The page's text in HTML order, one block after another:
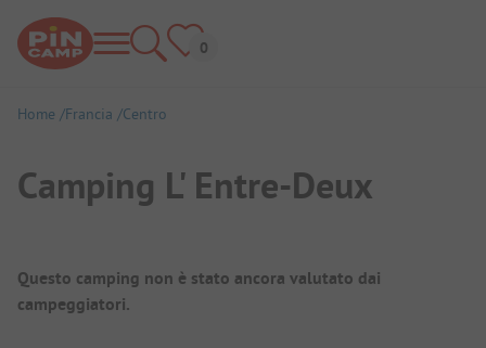
Home Francia Centro
Camping L' Entre-Deux
Panoramica del campeggio
Questo camping non è stato ancora valutato dai
campeggiatori.